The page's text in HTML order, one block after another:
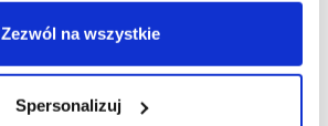
Zezwól na wszystkie
Spersonalizuj